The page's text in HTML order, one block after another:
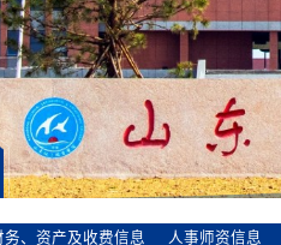
务、资产及收费信息 人事师资信息